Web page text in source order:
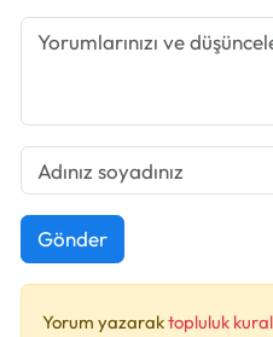
Gönder
Yorum yazaraktopluluk